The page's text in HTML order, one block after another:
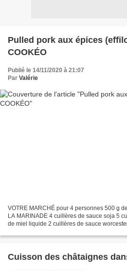
Pulled pork aux épices
COOKÉO
Publié le 14/11/2020 à 21:07
Par Valérie
VOTRE MARCHÉ pour 4 personnes 500 g
LA MARINADE 4 cuillères de sauce soja 5
de miel liquide 2 cuillères de sauce
Cuisson des châtaignes